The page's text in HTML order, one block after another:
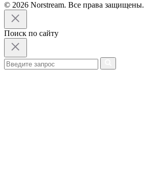
© 2026 Norstream. Все права защищены.
Поиск по сайту